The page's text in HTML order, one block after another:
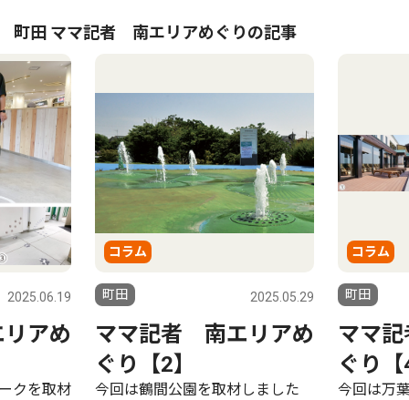
町田 ママ記者 南エリアめぐりの記事
2025.06.19
アめ
クを取材
コラム
町田 2025.05.29
ママ記者 南エリアめ
ぐり【2】
今回は鶴間公園を取材しました
コラム
町田
ママ
ぐり
今回は万